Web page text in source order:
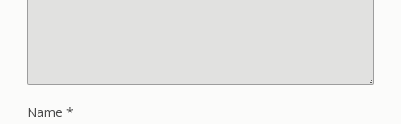
Name *